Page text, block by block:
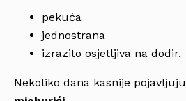
pekuća
jednostrana
izrazito osjetljiva na dodir.
Nekoliko dana kasnije